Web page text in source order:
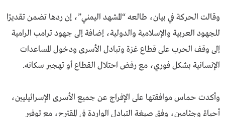
وقالت الحركة في بيان، طالعه “المشهد اليمني”، إن ردها تضمن تقديرًا
للجهود العربية والإسلامية والدولية، إضافة إلى جهود ترامب الرامية
إلى وقف الحرب على قطاع غزة وتبادل الأسرى ودخول المساعدات
الإنسانية بشكل فوري، مع رفض احتلال القطاع أو تهجير سكانه.
وأكدت حماس موافقتها على الإفراج عن جميع الأسرى الإسرائيليين،
أحياءً وجثامين، وفق صيغة التبادل الواردة في المقترح، مع توفير